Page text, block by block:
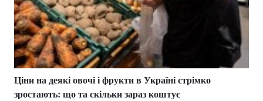
Ціни на деякі овочі і фрукти в Україні стрімко
зростають: що та скільки зараз коштує